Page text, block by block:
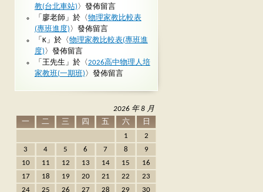
教(台北車站) 〉發佈留言
「 廖老師 」於〈物理家教比較表
(專班進度) 〉發佈留言
「 K」於〈物理家教比較表(專班進
度) 〉發佈留言
「 王先生 」於〈2026高中物理人培
家教班(一期班) 〉發佈留言
2026 年 8 月
一
二 三 四 五 六
日
1
2
3
4 5 6 7 8
9
10
11 12 13 14 15
16
17
18 19 20 21 22
23
24
25 26 27 28 29 30